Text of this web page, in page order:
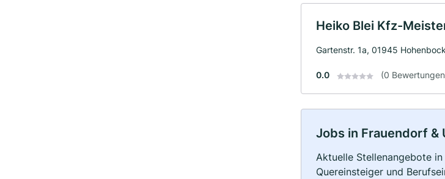
Heiko Blei Kfz-
Gartenstr. 1a, 01945
0.0 (0
Jobs in Frauendorf &
Aktuelle Stellenangebote
Quereinsteiger und